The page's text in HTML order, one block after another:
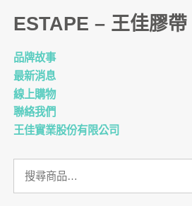
ESTAPE – 王佳膠帶
品牌故事
最新消息
線上購物
聯絡我們
王佳實業股份有限公司